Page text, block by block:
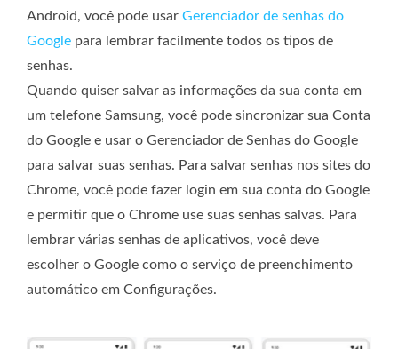
Android, você pode usar Gerenciador de senhas do
Google para lembrar facilmente todos os tipos de
senhas.
Quando quiser salvar as informações da sua conta em
um telefone Samsung, você pode sincronizar sua Conta
do Google e usar o Gerenciador de Senhas do Google
para salvar suas senhas. Para salvar senhas nos sites do
Chrome, você pode fazer login em sua conta do Google
e permitir que o Chrome use suas senhas salvas. Para
lembrar várias senhas de aplicativos, você deve
escolher o Google como o serviço de preenchimento
automático em Configurações.